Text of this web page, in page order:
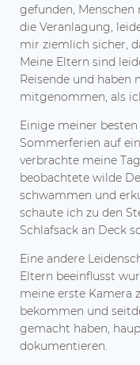
gefunden,
die Veranlagung,
mir ziemlich sicher,
Meine Eltern sind
Reisende und haben
mitgenommen, als
Einige meiner
Sommerferien auf
verbrachte meine
beobachtete wilde
schwammen und
schaute ich zu den
Schlafsack an Deck
Eine andere
Eltern beeinflusst
meine erste Kamera
bekommen und
gemacht haben,
dokumentieren.